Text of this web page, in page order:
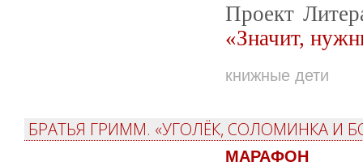
Проект
«Значит,
книжные дети
БРАТЬЯ ГРИММ. «УГОЛЁК, СОЛОМИНКА И
МАРАФОН